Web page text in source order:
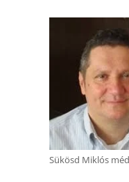
Sükösd Miklós